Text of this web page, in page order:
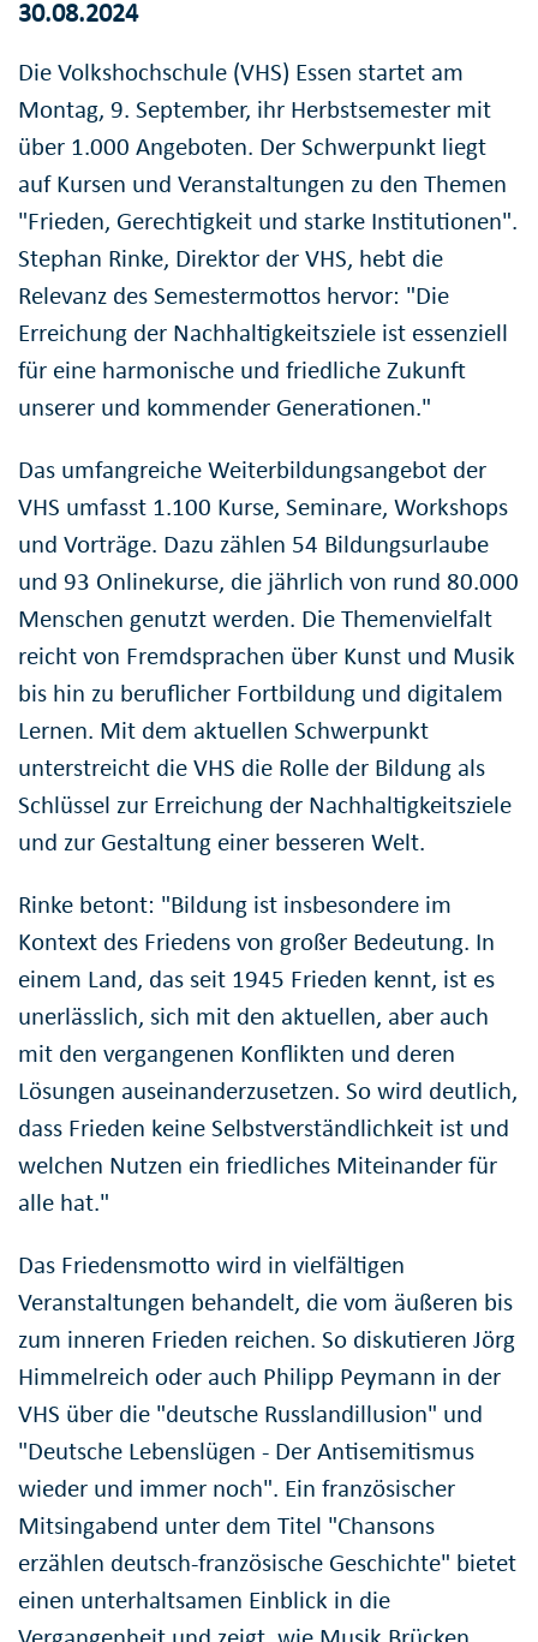
30.08.2024
Die Volkshochschule (VHS) Essen startet am
Montag, 9. September, ihr Herbstsemester mit
über 1.000 Angeboten. Der Schwerpunkt liegt
auf Kursen und Veranstaltungen zu den Themen
"Frieden, Gerechtigkeit und starke Institutionen".
Stephan Rinke, Direktor der VHS, hebt die
Relevanz des Semestermottos hervor: "Die
Erreichung der Nachhaltigkeitsziele ist essenziell
für eine harmonische und friedliche Zukunft
unserer und kommender Generationen."
Das umfangreiche Weiterbildungsangebot der
VHS umfasst 1.100 Kurse, Seminare, Workshops
und Vorträge. Dazu zählen 54 Bildungsurlaube
und 93 Onlinekurse, die jährlich von rund 80.000
Menschen genutzt werden. Die Themenvielfalt
reicht von Fremdsprachen über Kunst und Musik
bis hin zu beruflicher Fortbildung und digitalem
Lernen. Mit dem aktuellen Schwerpunkt
unterstreicht die VHS die Rolle der Bildung als
Schlüssel zur Erreichung der Nachhaltigkeitsziele
und zur Gestaltung einer besseren Welt.
Rinke betont: "Bildung ist insbesondere im
Kontext des Friedens von großer Bedeutung. In
einem Land, das seit 1945 Frieden kennt, ist es
unerlässlich, sich mit den aktuellen, aber auch
mit den vergangenen Konflikten und deren
Lösungen auseinanderzusetzen. So wird deutlich,
dass Frieden keine Selbstverständlichkeit ist und
welchen Nutzen ein friedliches Miteinander für
alle hat."
Das Friedensmotto wird in vielfältigen
Veranstaltungen behandelt, die vom äußeren bis
zum inneren Frieden reichen. So diskutieren Jörg
Himmelreich oder auch Philipp Peymann in der
VHS über die "deutsche Russlandillusion" und
"Deutsche Lebenslügen - Der Antisemitismus
wieder und immer noch". Ein französischer
Mitsingabend unter dem Titel "Chansons
erzählen deutsch-französische Geschichte" bietet
einen unterhaltsamen Einblick in die